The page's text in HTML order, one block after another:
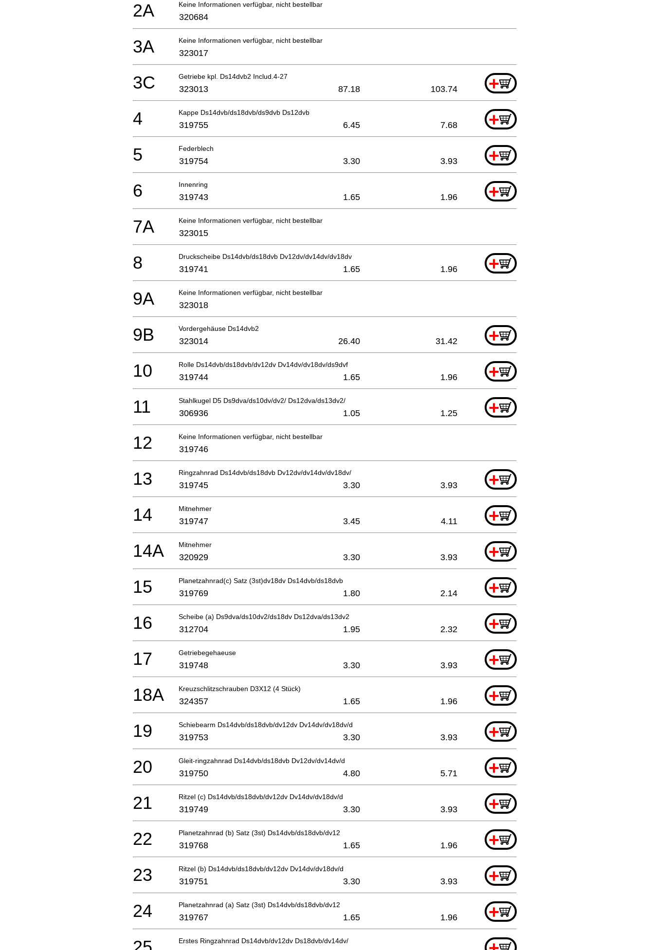
Keine Informationen verfügbar, nicht bestellbar
2A 320684
Keine Informationen verfügbar, nicht bestellbar
3A 323017
Getriebe kpl. Ds14dvb2 Includ.4-27 +
3C 323013 87.18 103.74
Kappe Ds14dvb/ds18dvb/ds9dvb Ds12dvb +
4 319755 6.45 7.68
Federblech +
5 319754 3.30 3.93
Innenring +
6 319743 1.65 1.96
Keine Informationen verfügbar, nicht bestellbar
7A 323015
Druckscheibe Ds14dvb/ds18dvb Dv12dv/dv14dv/dv18dv +
8 319741 1.65 1.96
Keine Informationen verfügbar, nicht bestellbar
9A 323018
Vordergehäuse Ds14dvb2 +
9B 323014 26.40 31.42
Rolle Ds14dvb/ds18dvb/dv12dv Dv14dv/dv18dv/ds9dvf +
10 319744 1.65 1.96
Stahlkugel D5 Ds9dva/ds10dv/dv2/ Ds12dva/ds13dv2/ +
11 306936 1.05 1.25
Keine Informationen verfügbar, nicht bestellbar
12 319746
Ringzahnrad Ds14dvb/ds18dvb Dv12dv/dv14dv/dv18dv/ +
13 319745 3.30 3.93
Mitnehmer +
14 319747 3.45 4.11
Mitnehmer +
14A 320929 3.30 3.93
Planetzahnrad(c) Satz (3st)dv18dv Ds14dvb/ds18dvb +
15 319769 1.80 2.14
Scheibe (a) Ds9dva/ds10dv2/ds18dv Ds12dva/ds13dv2 +
16 312704 1.95 2.32
Getriebegehaeuse +
17 319748 3.30 3.93
Kreuzschlitzschrauben D3X12 (4 Stück) +
18A 324357 1.65 1.96
Schiebearm Ds14dvb/ds18dvb/dv12dv Dv14dv/dv18dv/d +
19 319753 3.30 3.93
Gleit-ringzahnrad Ds14dvb/ds18dvb Dv12dv/dv14dv/d +
20 319750 4.80 5.71
Ritzel (c) Ds14dvb/ds18dvb/dv12dv Dv14dv/dv18dv/d +
21 319749 3.30 3.93
Planetzahnrad (b) Satz (3st) Ds14dvb/ds18dvb/dv12 +
22 319768 1.65 1.96
Ritzel (b) Ds14dvb/ds18dvb/dv12dv Dv14dv/dv18dv/d +
23 319751 3.30 3.93
Planetzahnrad (a) Satz (3st) Ds14dvb/ds18dvb/dv12 +
24 319767 1.65 1.96
Erstes Ringzahnrad Ds14dvb/dv12dv Ds18dvb/dv14dv/